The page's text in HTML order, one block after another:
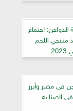
اجتماع
منتجي اللحم
فى مصر وأبرز
الصناعة